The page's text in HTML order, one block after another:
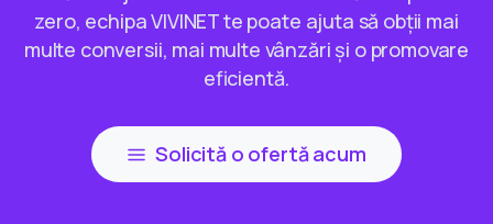
zero, echipa VIVINET te poate ajuta să obții mai
multe conversii, mai multe vânzări și o promovare
eficientă.
Solicită o ofertă acum